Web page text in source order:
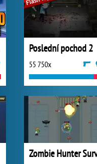
Poslední pochod 2
55 750x